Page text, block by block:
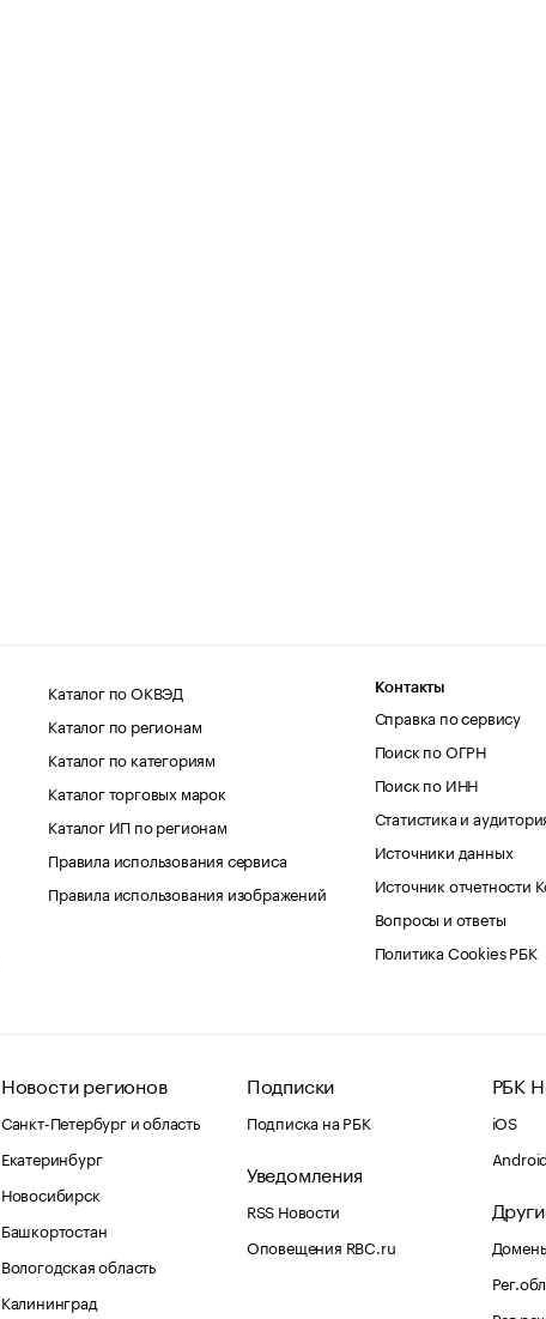
Каталог по ОКВЭД
Каталог по регионам
Каталог по категориям
Каталог торговых марок
Каталог ИП по регионам
Правила использования сервиса
Правила использования изображений
Контакты
Справка по сервису
Поиск по ОГРН
Поиск по ИНН
Статистика и
Источники данных
Источник отчетности
Вопросы и ответы
Политика Cookies РБК
Новости регионов
Санкт-Петербург и область
Екатеринбург
Новосибирск
Башкортостан
Вологодская область
Калининград
Подписки
Подписка на РБК
Уведомления
RSS Новости
Оповещения RBC.ru
РБК
iOS